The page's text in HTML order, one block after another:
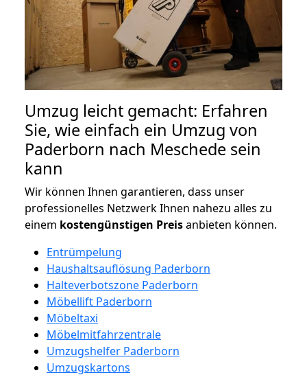
Umzug leicht gemacht: Erfahren
Sie, wie einfach ein Umzug von
Paderborn nach Meschede sein
kann
Wir können Ihnen garantieren, dass unser
professionelles Netzwerk Ihnen nahezu alles zu
einem kostengünstigen Preisanbieten können.
Entrümpelung
Haushaltsauflösung Paderborn
Halteverbotszone Paderborn
Möbellift Paderborn
Möbeltaxi
Möbelmitfahrzentrale
Umzugshelfer Paderborn
Umzugskartons